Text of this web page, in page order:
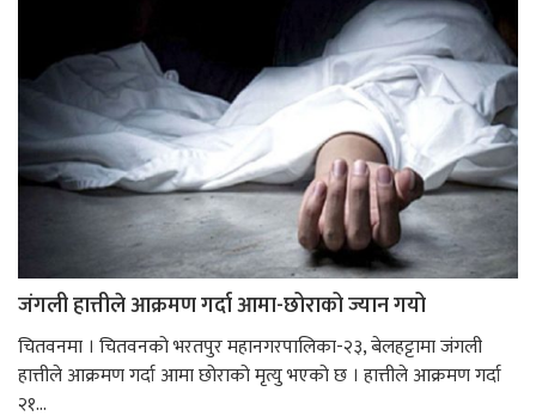
जंगली हात्तीले आक्रमण गर्दा आमा-छोराको ज्यान गयो
चितवनमा । चितवनको भरतपुर महानगरपालिका-२३, बेलहट्टामा जंगली
हात्तीले आक्रमण गर्दा आमा छोराको मृत्यु भएको छ । हात्तीले आक्रमण गर्दा
२१...